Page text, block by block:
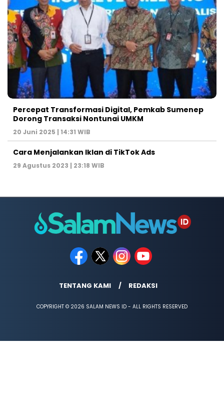
Percepat Transformasi Digital, Pemkab Sumenep
Dorong Transaksi Nontunai UMKM
20 Juni 2025 | 14:31 WIB
Cara Menjalankan Iklan di TikTok Ads
29 Agustus 2023 | 23:18 WIB
TENTANG KAMI REDAKSI
COPYRIGHT © 2026 SALAM NEWS ID - ALL RIGHTS RESERVED